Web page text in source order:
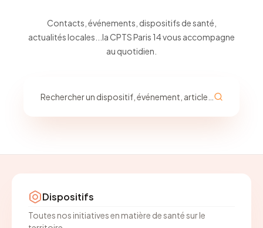
Contacts, événements, dispositifs de santé,
actualités locales... la CPTS Paris 14 vous accompagne
au quotidien.
Rechercher un dispositif, événement, article...
Dispositifs
Toutes nos initiatives en matière de santé sur le